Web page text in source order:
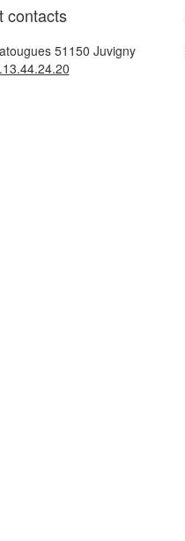
contacts
51150 Juvigny